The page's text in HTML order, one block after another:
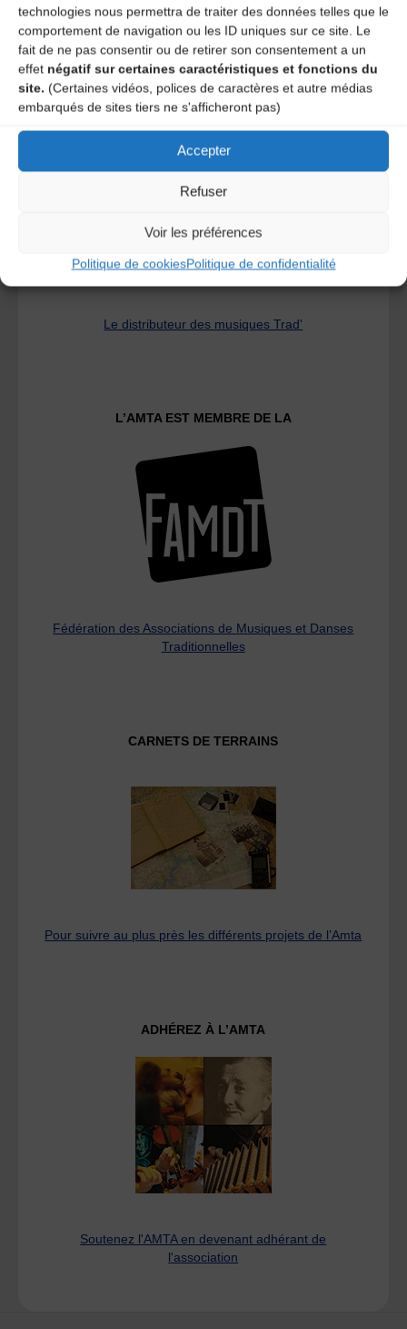
technologies nous permettra de traiter des données telles que le
comportement de navigation ou les ID uniques sur ce site. Le
fait de ne pas consentir ou de retirer son consentement a un
effet négatif sur certaines caractéristiques et fonctions du
site. (Certaines vidéos, polices de caractères et autre médias
embarqués de sites tiers ne s'afficheront pas)
Accepter
Refuser
Voir les préférences
Politique de cookiesPolitique de confidentialité
Le distributeur des musiques Trad'
L’AMTA EST MEMBRE DE LA
Fédération des Associations de Musiques et Danses
Traditionnelles
CARNETS DE TERRAINS
Pour suivre au plus près les différents projets de l’Amta
ADHÉREZ À L’AMTA
Soutenez l'AMTA en devenant adhérant de
l'association